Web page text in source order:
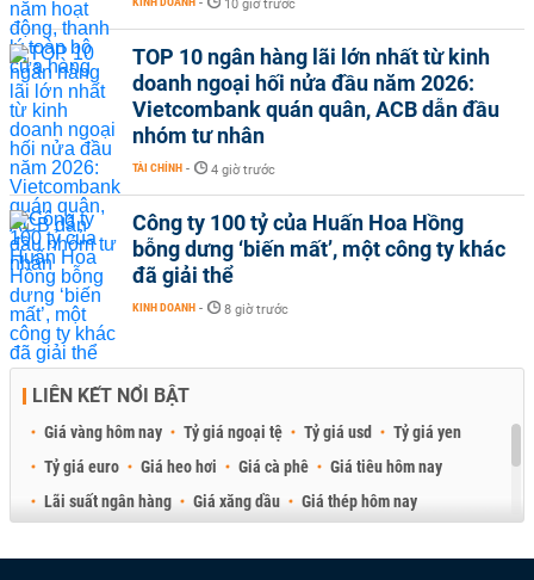
10 giờ trước
TOP 10 ngân hàng lãi lớn nhất từ kinh
doanh ngoại hối nửa đầu năm 2026:
Vietcombank quán quân, ACB dẫn đầu
nhóm tư nhân
TÀI CHÍNH - 4 giờ trước
Công ty 100 tỷ của Huấn Hoa Hồng
bỗng dưng ‘biến mất’, một công ty khác
đã giải thể
KINH DOANH - 8 giờ trước
LIÊN KẾT NỔI BẬT
Giá vàng hôm nay Tỷ giá ngoại tệ Tỷ giá usd
Tỷ giá yen
Tỷ giá euro
Giá heo hơi Giá cà phê
Giá tiêu hôm nay
Lãi suất ngân hàng
Giá xăng dầu
Giá thép hôm nay